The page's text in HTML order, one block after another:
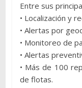
Entre sus
• Localización y
• Alertas por
• Monitoreo de
• Alertas
• Más de 100
de flotas.